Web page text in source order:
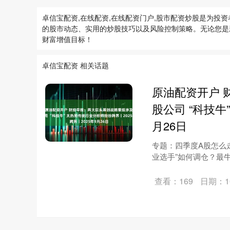
卓信宝配资,在线配资,在线配资门户,股市配资炒股是为投
的股市动态、实用的炒股技巧以及风险控制策略。无论您
财富增值目标！
卓信宝配资 相关话题
原油配资开户
股公司 “科技
月26日
专题：四季度A股怎么
业选手”如何调仓？最
查看：169 日期：